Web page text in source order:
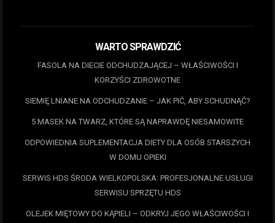
WARTO SPRAWDZIĆ
FASOLA NA DIECIE ODCHUDZAJĄCEJ – WŁAŚCIWOŚCI I
KORZYŚCI ZDROWOTNE
SIEMIĘ LNIANE NA ODCHUDZANIE – JAK PIĆ, ABY SCHUDNĄĆ?
5 MASEK NA TWARZ, KTÓRE SĄ NAPRAWDĘ NIESAMOWITE
ODPOWIEDNIA SUPLEMENTACJA DIETY DLA OSÓB STARSZYCH
W DOMU OPIEKI
SERWIS HDS ŚRODA WIELKOPOLSKA: PROFESJONALNE USŁUGI
SERWISU SPRZĘTU HDS
OLEJEK MIĘTOWY DO KĄPIELI – ODKRYJ JEGO WŁAŚCIWOŚCI I